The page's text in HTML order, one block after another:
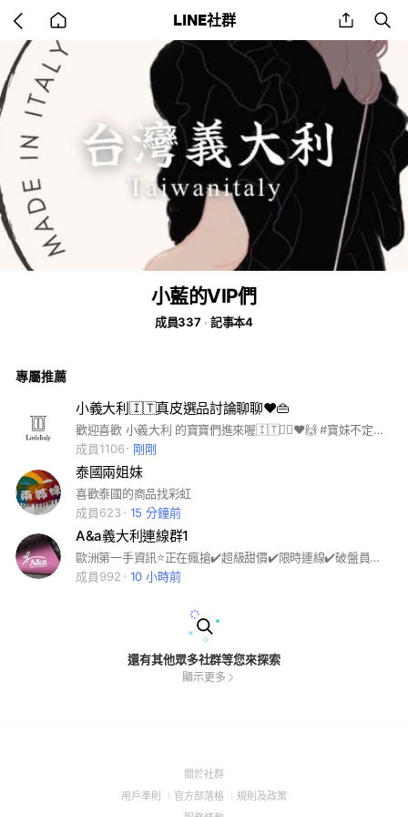
back LINE社群 share
小藍的VIP們
成員337 記事本4
專屬推薦
小義大利🇮🇹真皮選品討論聊聊❤️👜
歡迎喜歡 小義大利 的寶寶們進來喔🇮🇹👯‍♀️❤️🙌 #寶妹不定時丟新品甜品孤品嘿嘿 #JC買手開放許願的小天地 小義大利社群小規則👍 1. 不吵架，一起擁抱美包🥰 2. 不開放商業行為，揪團等等先問寶妹 3. 整單棄標不買2次以上踢群 4. 限定有購買過的寶寶加入 5. 顯示名稱請改為寶妹認得出來的名稱喔～
成員1106
剛剛
泰國兩姐妹
喜歡泰國的商品找彩虹
成員623
15 分鐘前
A&a義大利連線群1
歐洲第一手資訊⭐️正在瘋搶✔️超級甜價✔️限時連線✔️破盤員購➡️突破厭煩的FB觸及率，所有零時差的時尚資訊，絕不漏接‼️
成員992
10 小時前
還有其他眾多社群等您來探索
顯示更多
關於社群(Open
用戶準則
(Open
官方部落格
(Open
規則及政策(Open